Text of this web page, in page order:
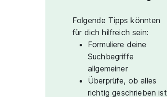
Folgende Tipps könnten
für dich hilfreich sein:
Formuliere deine
Suchbegriffe
allgemeiner
Überprüfe, ob alles
richtig geschrieben ist